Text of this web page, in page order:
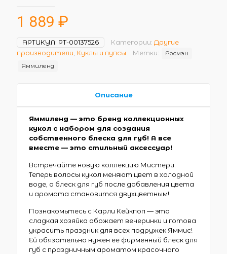
1 889 ₽
АРТИКУЛ: РТ-00137526 Категории: Другие
производители Куклы и пупсы Метки:
Росмэн
Яммиленд
Описание
Яммиленд — это бренд коллекционных
кукол с набором для создания
собственного блеска для губ! А все
вместе — это стильный аксессуар!
Встречайте новую коллекцию Мистери.
Теперь волосы кукол меняют цвет в холодной
воде, а блеск для губ после добавления цвета
и аромата становится двухцветным!
Познакомьтесь с Карли Кейкпоп — эта
сладкая хозяйка обожает вечеринки и готова
украсить праздник для всех подружек Яммис!
Ей обязательно нужен ее фирменный блеск для
губ с праздничным ароматом красочного